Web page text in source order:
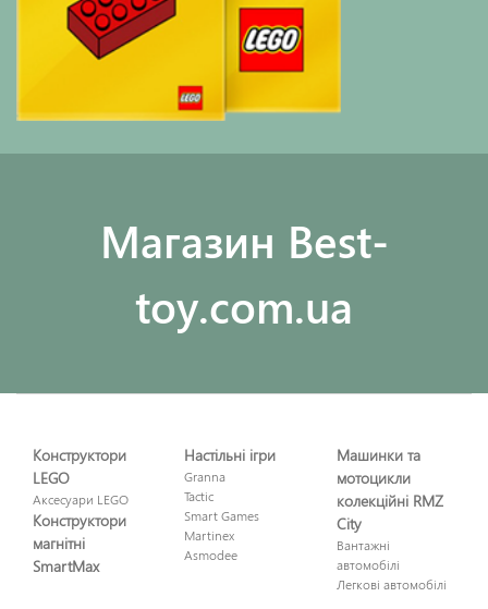
Maгазин Best-
toy.com.ua
Конструктори
LEGO
Аксесуари LEGO
Конструктори
магнітні
SmartMax
Настільні ігри
Granna
Tactic
Smart Games
Martinex
Asmodee
Машинки та
мотоцикли
колекційні RMZ
City
Вантажні
автомобілі
Легкові автомобілі